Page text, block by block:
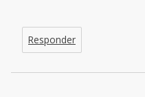
Responder